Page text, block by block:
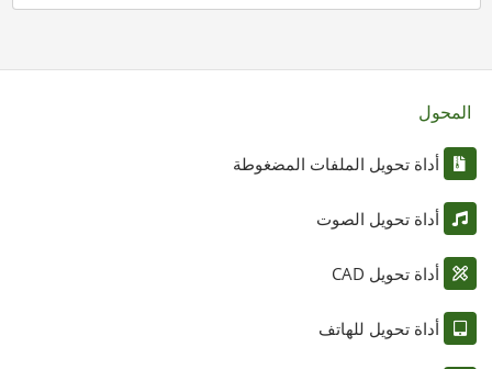
المحول
أداة تحويل الملفات المضغوطة
أداة تحويل الصوت
أداة تحويل CAD
أداة تحويل للهاتف